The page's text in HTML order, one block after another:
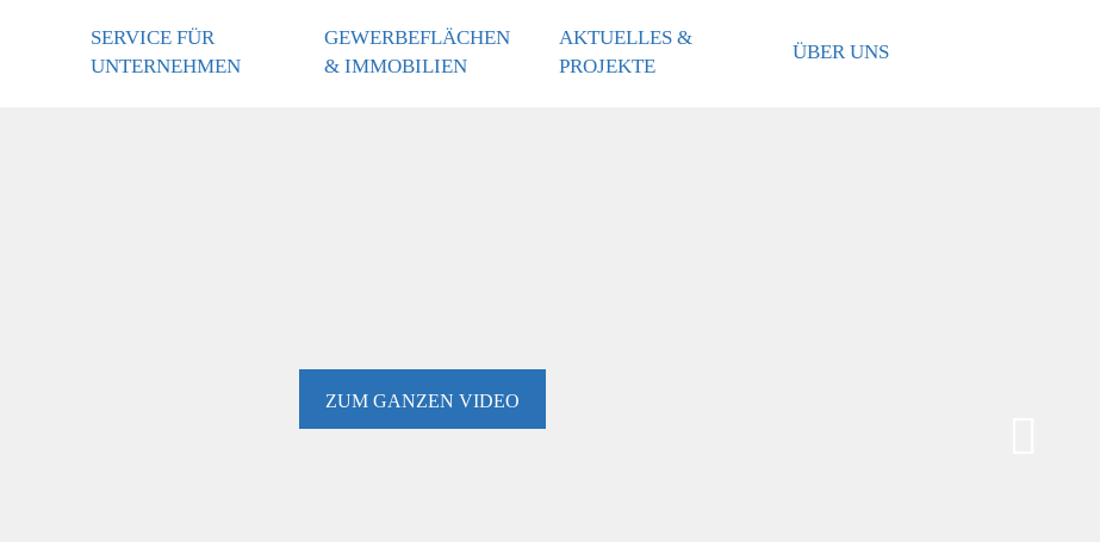
SERVICE FÜR
UNTERNEHMEN
GEWERBEFLÄCHEN
& IMMOBILIEN
AKTUELLES &
PROJEKTE
ÜBER UNS
ZUM GANZEN VIDEO